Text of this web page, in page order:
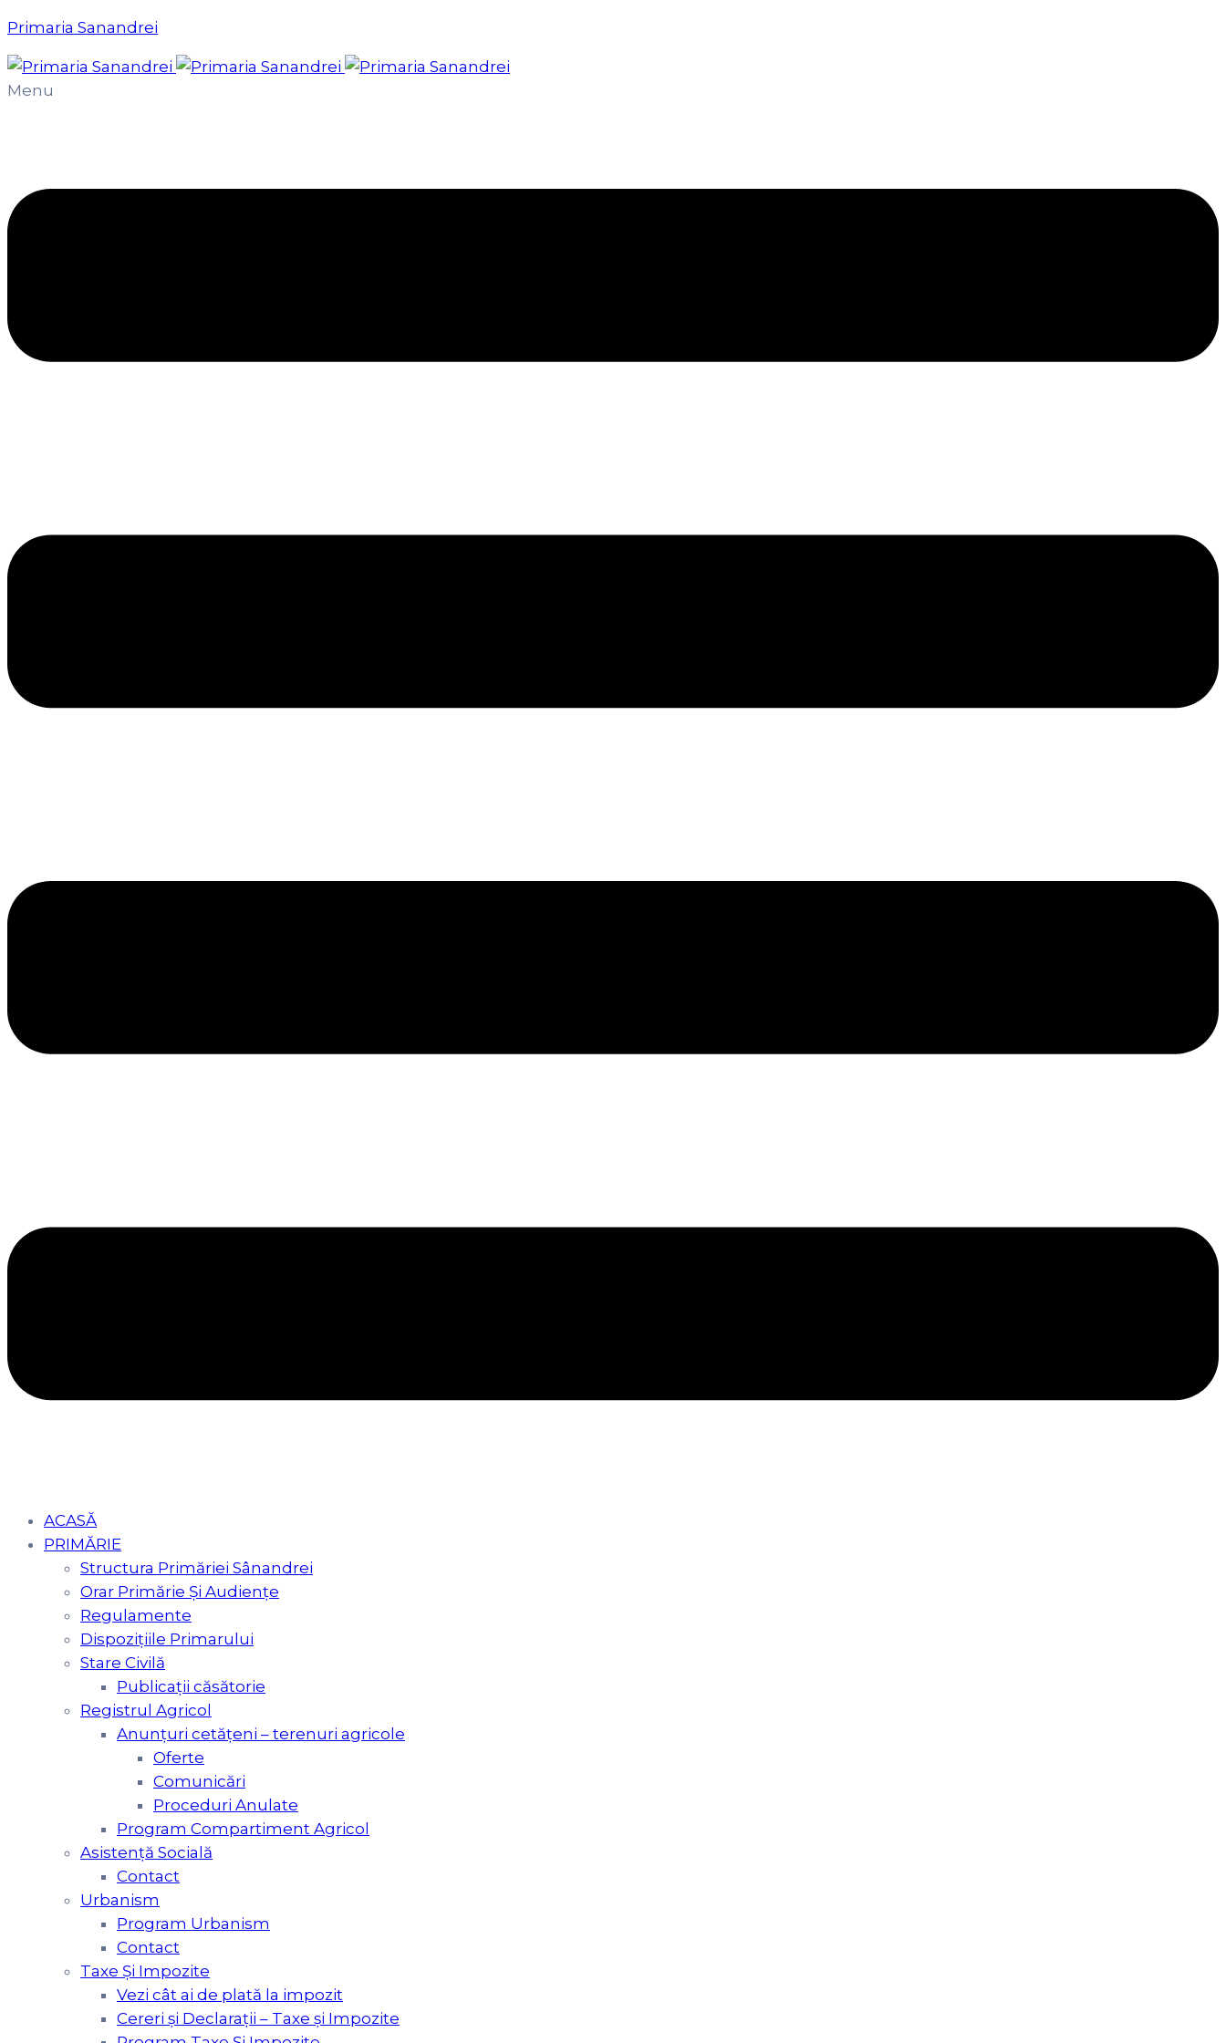
Primaria Sanandrei
Menu
ACASĂ
PRIMĂRIE
Structura Primăriei Sânandrei
Orar Primărie Şi Audienţe
Regulamente
Dispozițiile Primarului
Stare Civilă
Publicații căsătorie
Registrul Agricol
Anunțuri cetățeni – terenuri agricole
Oferte
Comunicări
Proceduri Anulate
Program Compartiment Agricol
Asistenţă Socială
Contact
Urbanism
Program Urbanism
Contact
Taxe Şi Impozite
Vezi cât ai de plată la impozit
Cereri și Declarații – Taxe și Impozite